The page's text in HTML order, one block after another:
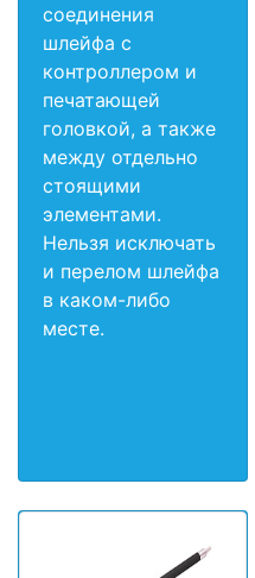
соединения
шлейфа с
контроллером и
печатающей
головкой, а также
между отдельно
стоящими
элементами.
Нельзя исключать
и перелом шлейфа
в каком-либо
месте.